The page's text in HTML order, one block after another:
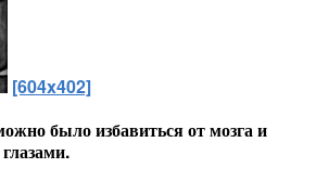
[604x402]
было избавиться от мозга и